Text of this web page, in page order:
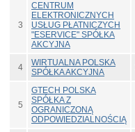
3
CENTRUM
ELEKTRONICZNYCH
USŁUG PŁATNICZYCH
"ESERVICE" SPÓŁKA
AKCYJNA
4
WIRTUALNA POLSKA
SPÓŁKA AKCYJNA
5
GTECH POLSKA
SPÓŁKA Z
OGRANICZONĄ
ODPOWIEDZIALNOŚCIĄ